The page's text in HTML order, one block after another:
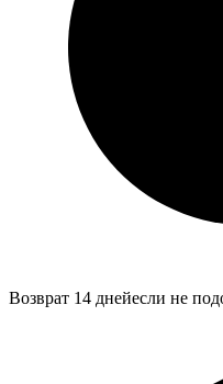
Возврат 14 днейесли не